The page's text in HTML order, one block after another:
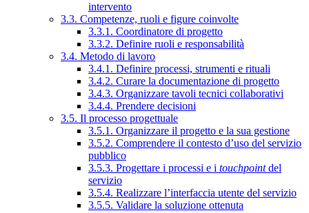
intervento
3.3. Competenze, ruoli e figure coinvolte
3.3.1. Coordinatore di progetto
3.3.2. Definire ruoli e responsabilità
3.4. Metodo di lavoro
3.4.1. Definire processi, strumenti e rituali
3.4.2. Curare la documentazione di progetto
3.4.3. Organizzare tavoli tecnici collaborativi
3.4.4. Prendere decisioni
3.5. Il processo progettuale
3.5.1. Organizzare il progetto e la sua gestione
3.5.2. Comprendere il contesto d’uso del servizio
pubblico
3.5.3. Progettare i processi e i touchpointdel
servizio
3.5.4. Realizzare l’interfaccia utente del servizio
3.5.5. Validare la soluzione ottenuta